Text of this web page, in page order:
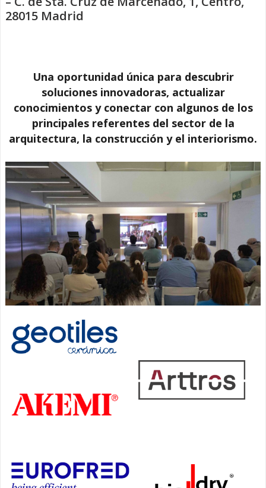
28015 Madrid
Una oportunidad única para descubrir
soluciones innovadoras, actualizar
conocimientos y conectar con algunos de los
principales referentes del sector de la
arquitectura, la construcción y el interiorismo.